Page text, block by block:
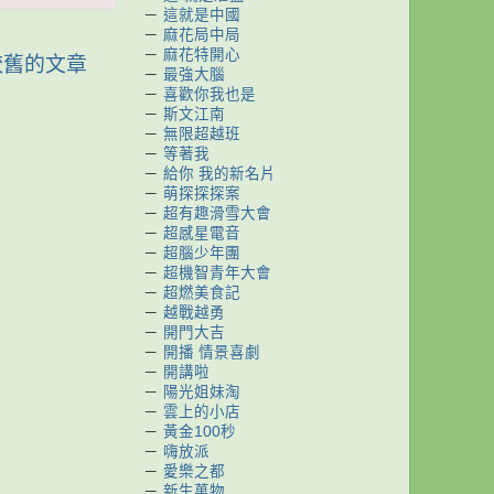
的文章
－ 這就是中國
－ 麻花局中局
－ 麻花特開心
－ 最強大腦
－ 喜歡你我也是
－ 斯文江南
－ 無限超越班
－ 等著我
－ 給你 我的新名片
－ 萌探探探案
－ 超有趣滑雪大會
－ 超感星電音
－ 超腦少年團
－ 超機智青年大會
－ 超燃美食記
－ 越戰越勇
－ 開門大吉
－ 開播 情景喜劇
－ 開講啦
－ 陽光姐妹淘
－ 雲上的小店
－ 黃金100秒
－ 嗨放派
－ 愛樂之都